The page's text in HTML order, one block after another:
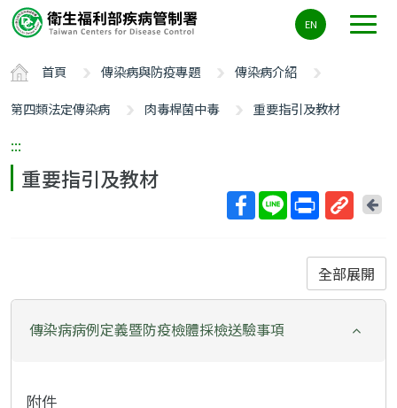
要
容
ALT+C
EN
首頁 傳染病與防疫專題
傳染病介紹
第四類法定傳染病
肉毒桿菌中毒 重要指引及教材
:::
重要指引及教材
短
網
回
全部展開
傳染病病例定義暨防疫檢體採檢送驗事項
附件